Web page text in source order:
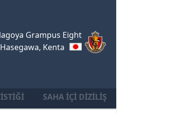
Grampus Eight
Hasegawa, Kenta
SAHA İÇI DIZILIŞ